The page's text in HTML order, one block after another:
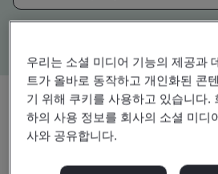
우리는 소셜 미디어 기능의 제공과
트가 올바로 동작하고 개인화된 콘
기 위해 쿠키를 사용하고 있습니다.
하의 사용 정보를 회사의 소셜 미디
사와 공유합니다.